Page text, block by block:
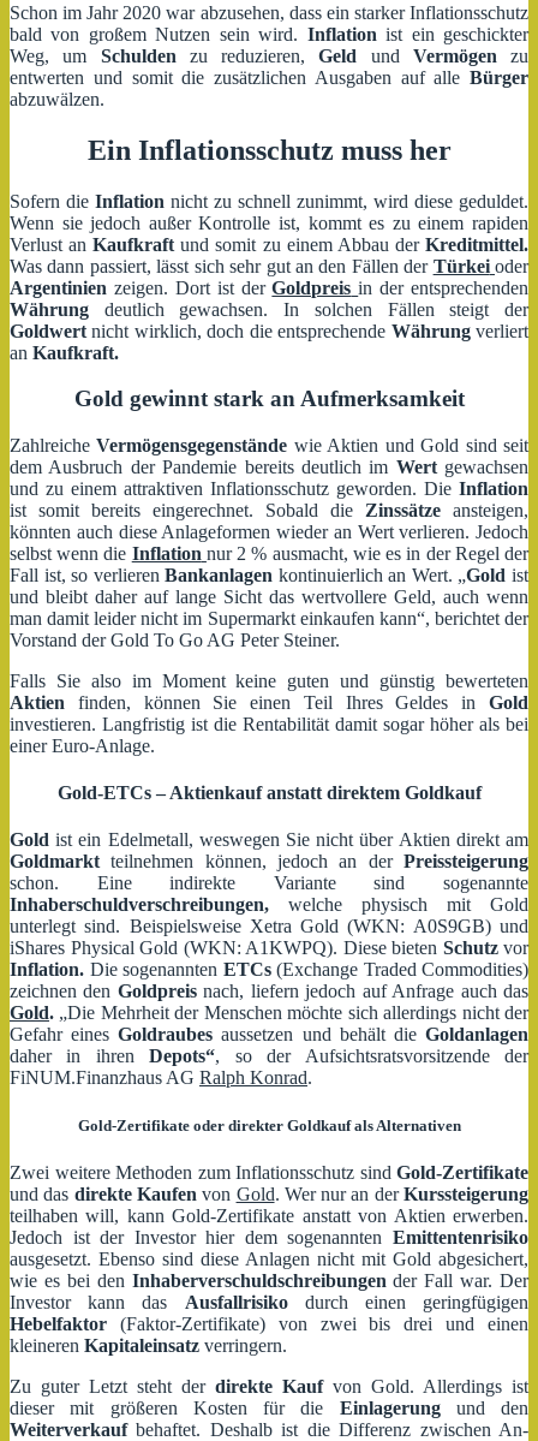
Schon im Jahr 2020 war abzusehen, dass ein starker Inflationsschutz
bald von großem Nutzen sein wird. Inflation ist ein geschickter
Weg, um Schulden zu reduzieren,Geld und Vermögen zu
entwerten und somit die zusätzlichen Ausgaben auf alle Bürger
abzuwälzen.
Ein Inflationsschutz muss her
Sofern die Inflation nicht zu schnell zunimmt, wird diese geduldet.
Wenn sie jedoch außer Kontrolle ist, kommt es zu einem rapiden
Verlust anKaufkraft und somit zu einem Abbau derKreditmittel.
Was dann passiert, lässt sich sehr gut an den Fällen der Türkei oder
Argentinien zeigen. Dort ist derGoldpreis in der entsprechenden
Währung deutlich gewachsen. In solchen Fällen steigt der
Goldwert nicht wirklich, doch die entsprechende Währungverliert
an Kaufkraft.
Gold gewinnt stark an Aufmerksamkeit
ZahlreicheVermögensgegenstände wie Aktien und Gold sind seit
dem Ausbruch der Pandemie bereits deutlich im Wertgewachsen
und zu einem attraktiven Inflationsschutz geworden. Die Inflation
ist somit bereits eingerechnet. Sobald die Zinssätze ansteigen,
könnten auch diese Anlageformen wieder an Wert verlieren. Jedoch
selbst wenn die Inflation nur 2 % ausmacht, wie es in der Regel der
Fall ist, so verlierenBankanlagen kontinuierlich an Wert. „Gold ist
und bleibt daher auf lange Sicht das wertvollere Geld, auch wenn
man damit leider nicht im Supermarkt einkaufen kann“, berichtet der
Vorstand der Gold To Go AG Peter Steiner.
Falls Sie also im Moment keine guten und günstig bewerteten
Aktien finden, können Sie einen Teil Ihres Geldes in Gold
investieren. Langfristig ist die Rentabilität damit sogar höher als bei
einer Euro-Anlage.
Gold-ETCs – Aktienkauf anstatt direktem Goldkauf
Gold ist ein Edelmetall, weswegen Sie nicht über Aktien direkt am
Goldmarktteilnehmen können, jedoch an der Preissteigerung
schon. Eine indirekte Variante sind sogenannte
Inhaberschuldverschreibungen, welche physisch mit Gold
unterlegt sind. Beispielsweise Xetra Gold (WKN: A0S9GB) und
iShares Physical Gold (WKN: A1KWPQ). Diese bieten Schutzvor
Inflation. Die sogenannten ETCs(Exchange Traded Commodities)
zeichnen den Goldpreisnach, liefern jedoch auf Anfrage auch das
Gold. „Die Mehrheit der Menschen möchte sich allerdings nicht der
Gefahr einesGoldraubes aussetzen und behält dieGoldanlagen
daher in ihrenDepots“, so der Aufsichtsratsvorsitzende der
FiNUM.Finanzhaus AG Ralph Konrad.
Gold-Zertifikate oder direkter Goldkauf als Alternativen
Zwei weitere Methoden zum Inflationsschutz sind Gold-Zertifikate
und das direkte Kaufen von Gold. Wer nur an derKurssteigerung
teilhaben will, kann Gold-Zertifikate anstatt von Aktien erwerben.
Jedoch ist der Investor hier dem sogenannten Emittentenrisiko
ausgesetzt. Ebenso sind diese Anlagen nicht mit Gold abgesichert,
wie es bei den Inhaberverschuldschreibungen der Fall war. Der
Investor kann das Ausfallrisikodurch einen geringfügigen
Hebelfaktor (Faktor-Zertifikate) von zwei bis drei und einen
kleineren Kapitaleinsatz verringern.
Zu guter Letzt steht der direkte Kaufvon Gold. Allerdings ist
dieser mit größeren Kosten für die Einlagerungund den
Weiterverkaufbehaftet. Deshalb ist die Differenz zwischen An-